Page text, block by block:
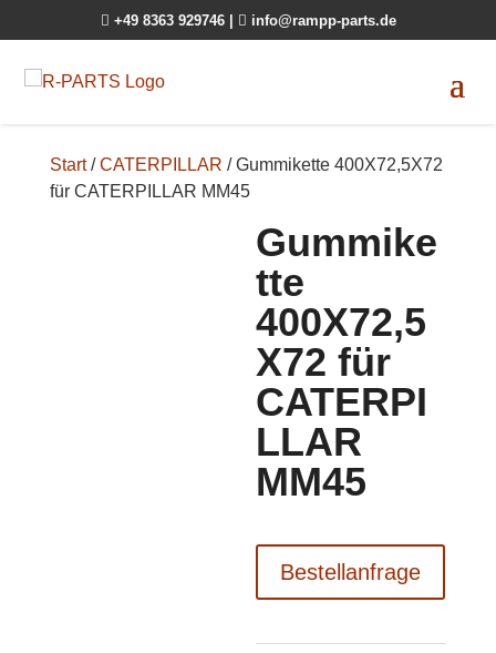
 +49 8363 929746  info@rampp-parts.de
Start/CATERPILLAR / Gummikette 400X72,5X72
für CATERPILLAR MM45
Gummike
tte
400X72,5
X72 für
CATERPI
LLAR
MM45
Bestellanfrage